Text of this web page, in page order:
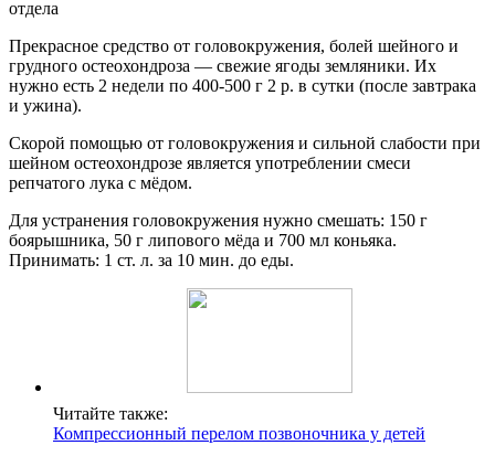
Прекрасное средство от головокружения, болей шейного и
грудного остеохондроза — свежие ягоды земляники. Их
нужно есть 2 недели по 400-500 г 2 р. в сутки (после завтрака
и ужина).
Скорой помощью от головокружения и сильной слабости при
шейном остеохондрозе является употреблении смеси
репчатого лука с мёдом.
Для устранения головокружения нужно смешать: 150 г
боярышника, 50 г липового мёда и 700 мл коньяка.
Принимать: 1 ст. л. за 10 мин. до еды.
Читайте также:
Компрессионный перелом позвоночника у детей